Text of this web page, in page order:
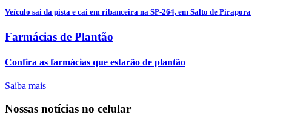
Veículo sai da pista e cai em ribanceira na SP-264, em Salto de Pirapora
Farmácias de Plantão
Confira as farmácias que estarão de plantão
Saiba mais
Nossas notícias no celular